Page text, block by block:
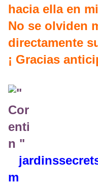
hacia ella en
No se olviden
directamente
¡ Gracias
m